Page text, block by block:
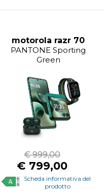
motorola razr 70
PANTONE Sporting
Green
€ 999,00
€ 799,00
Scheda informativa del
prodotto